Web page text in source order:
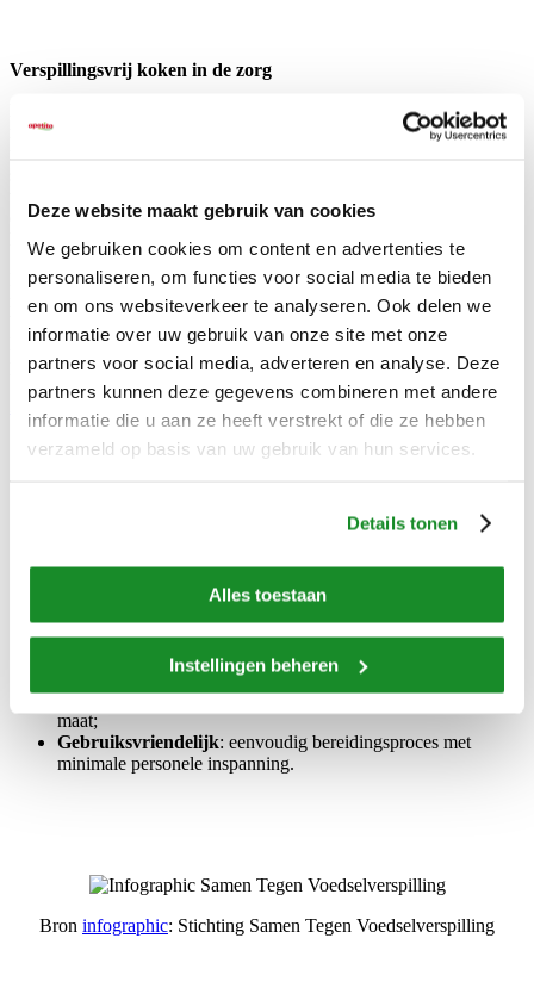
Deze website maakt gebruik van cookies
We gebruiken cookies om content en advertenties te
personaliseren, om functies voor social media te bieden
en om ons websiteverkeer te analyseren. Ook delen we
informatie over uw gebruik van onze site met onze
partners voor social media, adverteren en analyse. Deze
partners kunnen deze gegevens combineren met andere
informatie die u aan ze heeft verstrekt of die ze hebben
verzameld op basis van uw gebruik van hun services.
Details tonen
Alles toestaan
Instellingen beheren
Verspillingsvrij koken in de zorg
duurzame
maaltijden kunnen aanbieden. Dit doen we met onze Multi Plus
en voedingswaarden optimaal behouden blijven en we een langere
houdbaarheidsdatum kunnen bieden.
Niet alleen is dit de meest natuurlijke manier van conserveren, dit
maakt ook dat vriesverse maaltijden duurzamer zijn. Bovendien
biedt het een grote mate van flexibiliteit en voorkomt het verspilling.
En dat heeft weer een positief effect op het milieu en uw
portemonnee!
Zo gemakkelijk is koken met Multi Plus -->
Uw voordelen met Multi Plus:
: zeer geschikt bij wisselend aantal eters. Bepaal zelf
voedselveiligheidsrichtlijnen;
: smaak, kwaliteit en voedingsstoffen
Geen toevoegingen nodig: invriezen is de meest natuurlijke
vorm van conserveren;
Kostenbesparend en duurzaam: weinig (plastic)afval, geen
verspilling dankzij de lange houdbaarheid en portionering op
maat;
Gebruiksvriendelijk: eenvoudig bereidingsproces met
minimale personele inspanning.
Bron infographic: Stichting Samen Tegen Voedselverspilling